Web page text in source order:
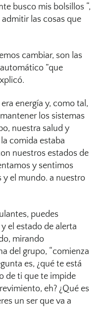
busco mis bolsillos “,
las cosas que
cambiar, son las
”que
energía y, como tal,
los sistemas
nuestra salud y
comida estaba
nuestros estados de
y sentimos
y el mundo. a nuestro
puedes
el estado de alerta
mirando
del grupo, “comienza
es, ¿qué te está
de ti que te impide
eh? ¿Qué es
un ser que va a